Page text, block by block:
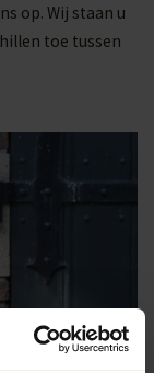
op. Wij staan u
toe tussen